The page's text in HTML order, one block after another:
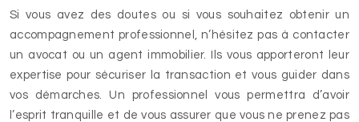
Si vous avez des doutes ou si vous souhaitez obtenir un
accompagnement professionnel, n’hésitez pas à contacter
un avocat ou un agent immobilier. Ils vous apporteront leur
expertise pour sécuriser la transaction et vous guider dans
vos démarches. Un professionnel vous permettra d’avoir
l’esprit tranquille et de vous assurer que vous ne prenez pas